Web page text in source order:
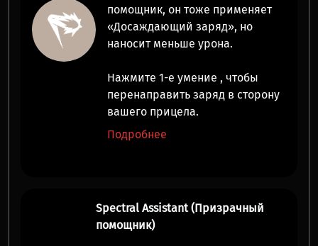
помощник, он тоже применяет
‭«Досаждающий заряд», но
наносит меньше урона.
Нажмите 1-е умение , чтобы
перенаправитьзаряд в сторону
вашего прицела.
Подробнее
Spectral Assistant (Призрачный
помощник)